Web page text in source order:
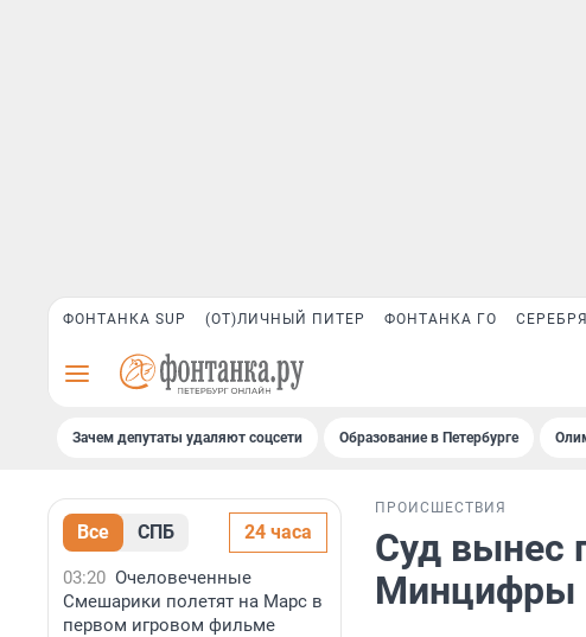
ФОНТАНКА SUP (ОТ)ЛИЧНЫЙ ПИТЕР ФОНТАНКА ГО
Зачем депутаты удаляют соцсети Образование в Петербурге
Все СПБ 24 часа
03:20 Очеловеченные
Смешарики полетят на Марс в
первом игровом фильме
ПРОИСШЕСТВИЯ
Суд вынес
Минцифры